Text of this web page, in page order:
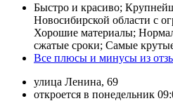
Быстро и красиво;
Новосибирской области с
Хорошие материалы;
сжатые сроки; Самые
Все плюсы и минусы из
улица Ленина, 69
откроется в понедельник